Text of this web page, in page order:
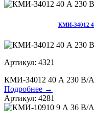
КМИ-34012
Артикул: 4321
КМИ-34012 40 А 230 В/
Подробнее →
Артикул: 4281